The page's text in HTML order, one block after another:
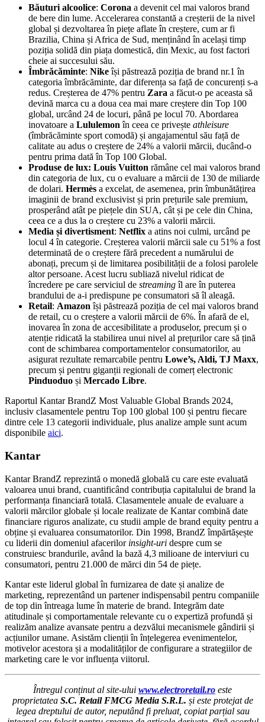
Băuturi alcoolice: Corona a devenit cel mai valoros brand
de bere din lume. Accelerarea constantă a creșterii de la nivel
global și dezvoltarea în piețe aflate în creștere, cum ar fi
Brazilia, China și Africa de Sud, menținând în același timp
poziția solidă din piața domestică, din Mexic, au fost factori
cheie ai succesului său.
Îmbrăcăminte: Nikeîși păstrează poziția de brand nr.1 în
categoria îmbrăcăminte, dar diferența sa față de concurenți s-a
redus. Creșterea de 47% pentru Zara a făcut-o pe aceasta să
devină marca cu a doua cea mai mare creștere din Top 100
global, urcând 24 de locuri, până pe locul 70. Abordarea
inovatoare a Lululemon în ceea ce privește athleisure
(îmbrăcăminte sport comodă) și angajamentul său față de
calitate au adus o creștere de 24% a valorii mărcii, ducând-o
pentru prima dată în Top 100 Global.
Produse de lux: Louis Vuitton rămâne cel mai valoros brand
din categoria de lux, cu o evaluare a mărcii de 130 de miliarde
de dolari. Hermès a excelat, de asemenea, prin îmbunătățirea
imaginii de brand exclusivist și prin prețurile sale premium,
prosperând atât pe piețele din SUA, cât și pe cele din China,
ceea ce a dus la o creștere cu 23% a valorii mărcii.
Media și divertisment: Netflix a atins noi culmi, urcând pe
locul 4 în categorie. Creșterea valorii mărcii sale cu 51% a fost
determinată de o creștere fără precedent a numărului de
abonați, precum și de limitarea posibilității de a folosi parolele
altor persoane. Acest lucru subliază nivelul ridicat de
încredere pe care serviciul de streamingîl are în puterea
brandului de a-i predispune pe consumatori să îl aleagă.
Retail: Amazon își păstrează poziția de cel mai valoros brand
de retail, cu o creștere a valorii mărcii de 6%. În afară de el,
inovarea în zona de accesibilitate a produselor, precum și o
atenție ridicată la stabilirea unui nivel al prețurilor care să țină
cont de schimbarea comportamentelor consumatorilor, au
asigurat rezultate remarcabile pentru Lowe’s, Aldi, TJ Maxx,
precum și pentru giganții regionali de comerț electronic
Pinduoduo și Mercado Libre.
Raportul Kantar BrandZ Most Valuable Global Brands 2024,
inclusiv clasamentele pentru Top 100 global 100 și pentru fiecare
dintre cele 13 categorii individuale, plus analize ample sunt acum
disponibile aici.
Kantar
Kantar BrandZ reprezintă o monedă globală cu care este evaluată
valoarea unui brand, cuantificând contribuția capitalului de brand la
performanța financiară totală. Clasamentele anuale de evaluare a
valorii mărcilor globale și locale realizate de Kantar combină date
financiare riguros analizate, cu studii ample de brand equity pentru a
obține și evaluarea consumatorilor. Din 1998, BrandZ împărtășește
cu liderii din domeniul afacerilor insight-uri despre cum se
construiesc brandurile, având la bază 4,3 milioane de interviuri cu
consumatori, pentru 21.000 de mărci din 54 de piețe.
Kantar este liderul global în furnizarea de date și analize de
marketing, reprezentând un partener indispensabil pentru companiile
de top din întreaga lume în materie de brand. Integrăm date
atitudinale și comportamentale relevante cu o expertiză profundă și
realizăm analize avansate pentru a dezvălui mecanismele gândirii și
acțiunilor umane. Asistăm clienții în înțelegerea evenimentelor,
motivelor acestora și a modalităților de configurare a strategiilor de
marketing care le vor influența viitorul.
Întregul conținut al site-ului www.electroretail.ro este
proprietatea S.C. Retail FMCG Media S.R.L. și este protejat de
legea dreptului de autor, neputând fi preluat, copiat parțial sau